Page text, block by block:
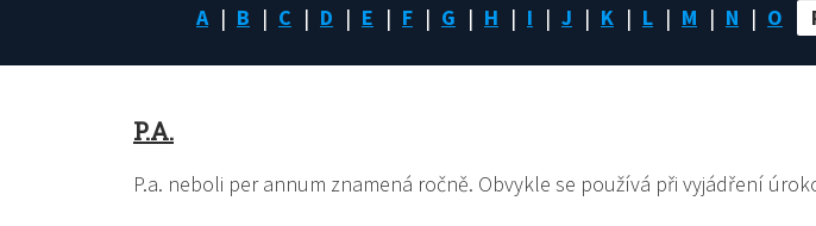
A B C D E F G H I J K L M N O
P.A.
P.a. neboli per annum znamená ročně. Obvykle se používá při vyjádření